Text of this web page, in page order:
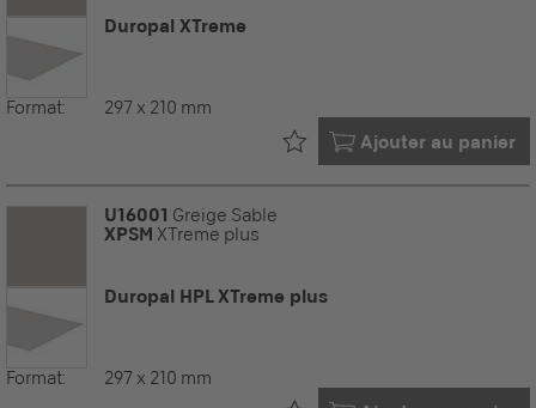
Duropal XTreme
Format: 297 x 210 mm
Ajouter au panier
Déjà dans votre
U16001 Greige Sable
XPSM XTreme plus
Duropal HPL XTreme plus
Format: 297 x 210 mm